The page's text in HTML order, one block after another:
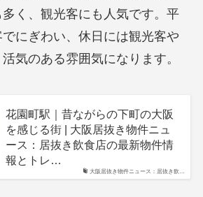
く、観光客にも人気です。平
にぎわい、休日には観光客や
気のある雰囲気になります。
大阪居抜き物件ニュース：居抜き飲…
花園町駅｜昔ながらの下町の大阪
を感じる街 | 大阪居抜き物件ニュ
ース：居抜き飲食店の最新物件情
報とトレ…